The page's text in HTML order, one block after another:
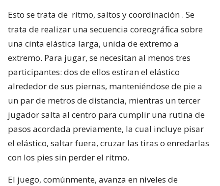
Esto se trata de ritmo, saltos y coordinación . Se
trata de realizar una secuencia coreográfica sobre
una cinta elástica larga, unida de extremo a
extremo. Para jugar, se necesitan al menos tres
participantes: dos de ellos estiran el elástico
alrededor de sus piernas, manteniéndose de pie a
un par de metros de distancia, mientras un tercer
jugador salta al centro para cumplir una rutina de
pasos acordada previamente, la cual incluye pisar
el elástico, saltar fuera, cruzar las tiras o enredarlas
con los pies sin perder el ritmo.
El juego, comúnmente, avanza en niveles de